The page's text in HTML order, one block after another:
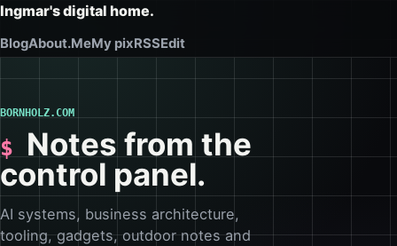
Ingmar's digital home.
BlogAbout.MeMy pixRSSEdit
BORNHOLZ.COM
Notes from the
control panel.
AI systems, business architecture,
tooling, gadgets, outdoor notes and